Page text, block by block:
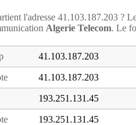
l'adresse 41.103.187.203 ?
Algerie Telecom. Le
41.103.187.203
41.103.187.203
193.251.131.45
193.251.131.45